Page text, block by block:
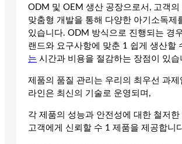
ODM 및 OEM 생산 공장으로서, 고객의
맞춤형 개발을 통해 다양한 아기소독제
있습니다. ODM 방식으로 진행되는 경
랜드와 요구사항에 맞춘 1 쉽게 생산할
는 시간과 비용을 절감하는 장점이 있습
제품의 품질 관리는 우리의 최우선 과
라인은 최신의 기술로 운영되며,
각 제품의 성능과 안전성에 대한 철저한
고객에게 신뢰할 수 1 제품을 제공합니